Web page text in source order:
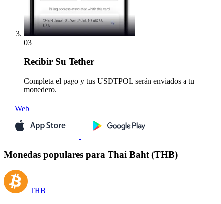
03
Recibir Su Tether
Completa el pago y tus USDTPOL serán enviados a tu
monedero.
Web
Monedas populares para Thai Baht (THB)
THB